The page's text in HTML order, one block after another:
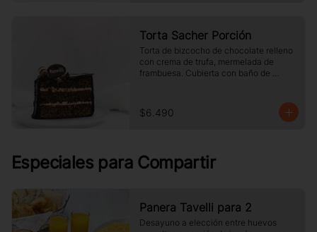
Torta Sacher Porción
Torta de bizcocho de chocolate relleno
con crema de trufa, mermelada de
frambuesa. Cubierta con baño de
$6.490
Especiales para Compartir
Panera Tavelli para 2
Desayuno a elección entre huevos